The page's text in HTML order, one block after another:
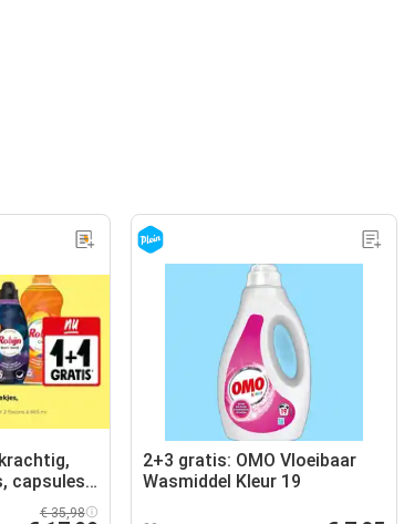
capsules,
€ 35,98
2+3 gratis: OMO Vloeibaar
Wasmiddel Kleur 19